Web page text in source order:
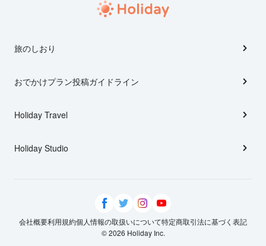
旅のしおり
おでかけプラン投稿ガイドライン
Holiday Travel
Holiday Studio
会社概要利用規約個人情報の取扱いについて特定商取引法に基づく表記
© 2026 Holiday Inc.